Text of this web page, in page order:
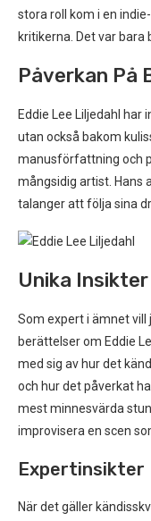
stora roll kom i en
kritikerna. Det var bara
Påverkan På
Eddie Lee Liljedahl
utan också bakom
manusförfattning och
mångsidig artist. Hans
talanger att följa sina
Unika
Som expert i ämnet vill
berättelser om Eddie
med sig av hur det
och hur det påverkat
mest minnesvärda
improvisera en scen
Expertinsikter
När det gäller